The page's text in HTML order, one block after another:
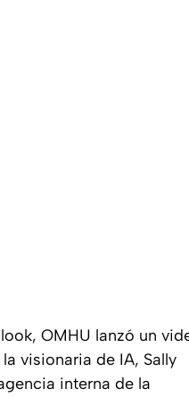
OMHU lanzó un
visionaria de IA, Sally
interna de la